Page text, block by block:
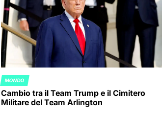
POSTED
IN
MONDO
Cambio tra il Team Trump e il Cimitero
Militare del Team Arlington